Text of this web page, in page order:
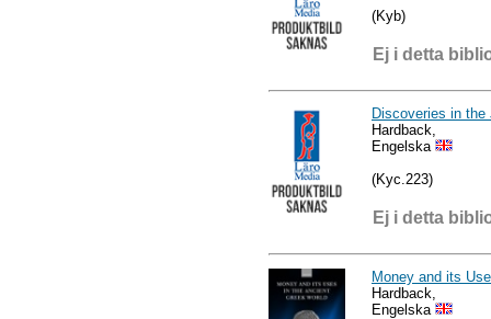
(Kyb)
Ej i detta
Discoveries in
Hardback,
Engelska
(Kyc.223)
Ej i detta
Money and its
Hardback,
Engelska